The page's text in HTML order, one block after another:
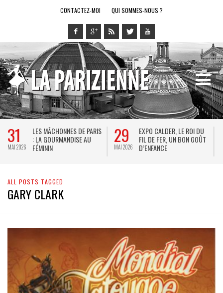
CONTACTEZ-MOI QUI SOMMES-NOUS ?
31
MAI 2026
LES MÂCHONNES DE PARIS
: LA GOURMANDISE AU
FÉMININ
29
MAI 2026
EXPO CALDER, LE ROI DU
FIL DE FER, UN BON GOÛT
D’ENFANCE
ALL POSTS TAGGED
GARY CLARK